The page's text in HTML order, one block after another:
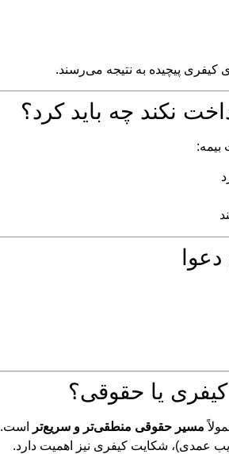
کیفری پیچیده به نتیجه می‌رسند.
نکند چه باید کرد؟
یا حقوقی؟
مسیر حقوقی منطقی‌تر و سریع‌تر
است.
عمدی)، شکایت کیفری نیز اهمیت دارد.